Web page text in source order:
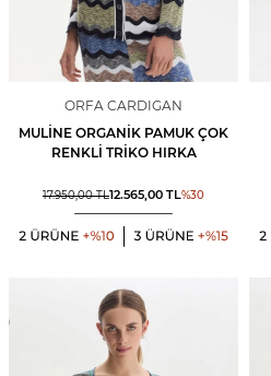
ORFA CARDIGAN
MULINE ORGANIK PAMUK ÇOK
RENKLI TRIKO HIRKA
17.950,00TL12.565,00 TL%30